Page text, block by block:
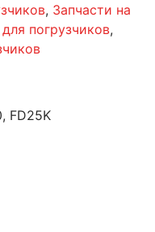
, Запчасти на
погрузчиков,
FD25K